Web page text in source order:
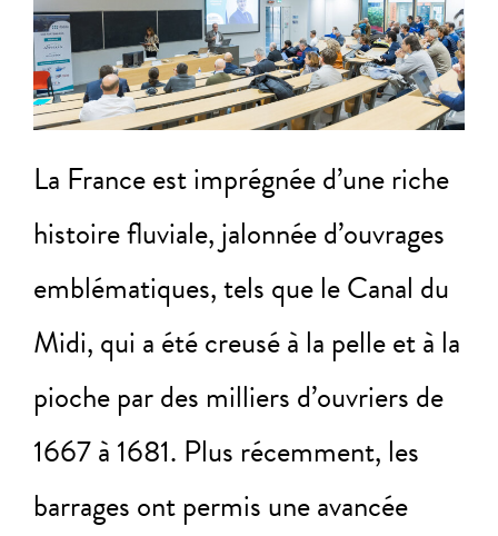
La France est imprégnée d’une riche
histoire fluviale, jalonnée d’ouvrages
emblématiques, tels que le Canal du
Midi, qui a été creusé à la pelle et à la
pioche par des milliers d’ouvriers de
1667 à 1681. Plus récemment, les
barrages ont permis une avancée